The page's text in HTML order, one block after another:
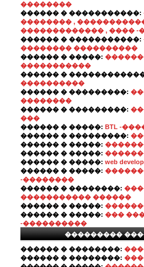
��������
������ � �����������:
�������� ,
������������� , ���� -
������ � �����������:
�������� ����������
������ � �����:
�����������
������ �
����������
������ � ���������:
��������
������ � ���������:
���
������ � �����: BTL -
������ � ���������:
������ � �����:
������ � �����:
������ � �����: web
������ � �����:
-��������
������ � ��������:
����������� ������
������ � �����:
������ � �����: ���
-����������
���������
������ � ��������:
������ � ��������: